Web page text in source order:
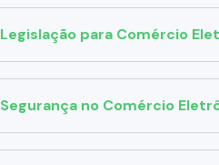
Legislação para Comércio
Segurança no Comércio